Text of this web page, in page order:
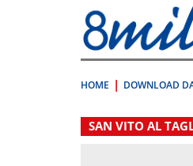
direttamente
a:
Contenuto
HOME DOWNLOAD
.
SAN VITO AL